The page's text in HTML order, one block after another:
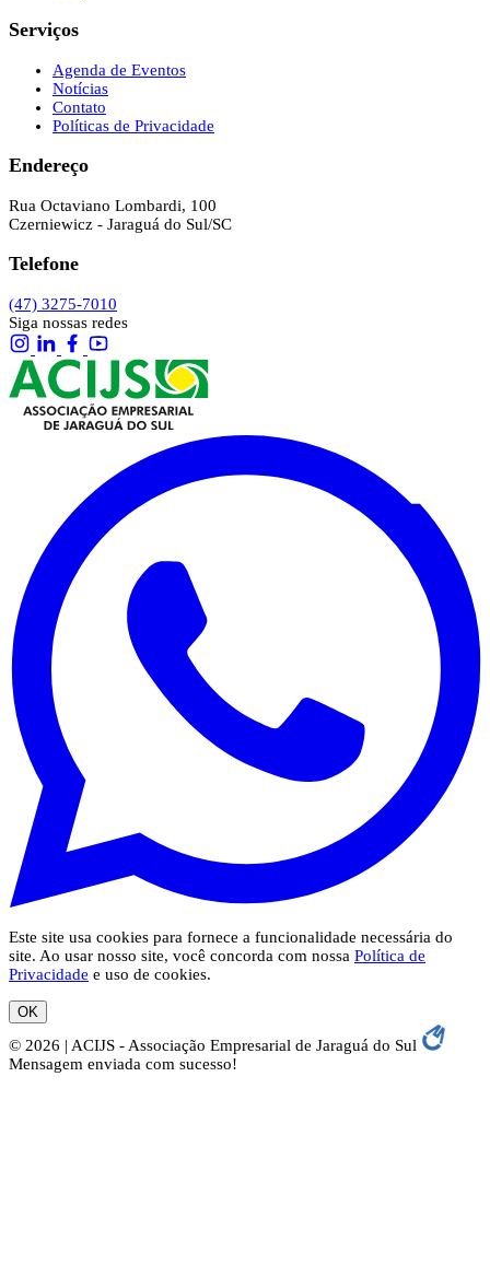
Serviços
Agenda de Eventos
Notícias
Contato
Políticas de Privacidade
Endereço
Rua Octaviano Lombardi, 100
Czerniewicz - Jaraguá do Sul/SC
Telefone
(47) 3275-7010
Siga nossas redes
Este site usa cookies para fornece a funcionalidade necessária do
site. Ao usar nosso site, você concorda com nossa Política de
Privacidade e uso de cookies.
OK
© 2026 | ACIJS - Associação Empresarial de Jaraguá do Sul
Mensagem enviada com sucesso!